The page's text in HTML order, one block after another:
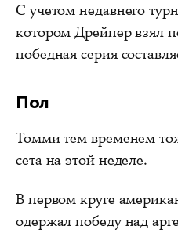
С учетом недавнего
котором Дрейпер взял
победная серия
Пол
Томми тем временем
сета на этой неделе.
В первом круге
одержал победу над